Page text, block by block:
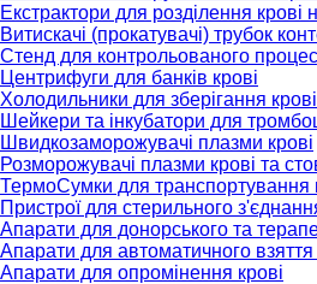
Екстрактори для розділення крові
Витискачі (прокатувачі) трубок
Стенд для контрольованого
Центрифуги для банків крові
Холодильники для зберігання крові
Шейкери та інкубатори для
Швидкозаморожувачі плазми крові
Розморожувачі плазми крові та
ТермоСумки для транспортування
Пристрої для стерильного
Апарати для донорського та
Апарати для автоматичного взяття
Апарати для опромінення крові